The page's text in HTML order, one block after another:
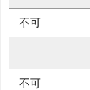
不可
不可